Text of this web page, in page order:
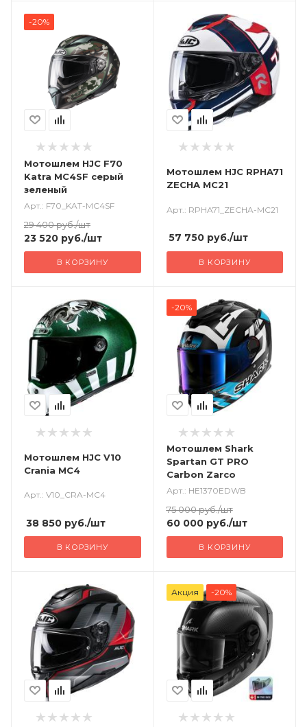
-20%
Мотошлем HJC F70
Katra MC4SF серый
зеленый
Арт.: F70_KAT-MC4SF
29 400руб./шт
23 520 руб./шт
В КОРЗИНУ
Мотошлем HJC RPHA71
ZECHA MC21
Арт.: RPHA71_ZECHA-MC21
57 750руб./шт
В КОРЗИНУ
Мотошлем HJC V10
Crania MC4
Арт.: V10_CRA-MC4
38 850 руб./шт
В КОРЗИНУ
-20%
Мотошлем Shark
Spartan GT PRO
Carbon Zarco
Арт.: HE1370EDWB
75 000руб./шт
60 000руб./шт
В КОРЗИНУ
Акция -20%